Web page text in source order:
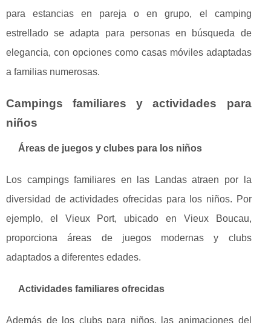
para estancias en pareja o en grupo, el camping
estrellado se adapta para personas en búsqueda de
elegancia, con opciones como casas móviles adaptadas
a familias numerosas.
Campings familiares y actividades para
niños
Áreas de juegos y clubes para los niños
Los campings familiares en las Landas atraen por la
diversidad de actividades ofrecidas para los niños. Por
ejemplo, el Vieux Port, ubicado en Vieux Boucau,
proporciona áreas de juegos modernas y clubs
adaptados a diferentes edades.
Actividades familiares ofrecidas
Además de los clubs para niños, las animaciones del